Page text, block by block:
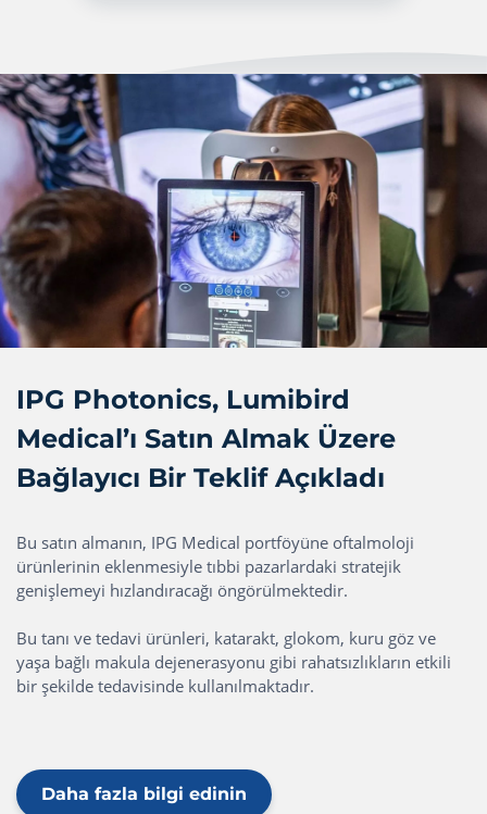
IPG Photonics, Lumibird
Medical’ı Satın Almak Üzere
Bağlayıcı Bir Teklif Açıkladı
Bu satın almanın, IPG Medical portföyüne oftalmoloji
ürünlerinin eklenmesiyle tıbbi pazarlardaki stratejik
genişlemeyi hızlandıracağı öngörülmektedir.
Bu tanı ve tedavi ürünleri, katarakt, glokom, kuru göz ve
yaşa bağlı makula dejenerasyonu gibi rahatsızlıkların etkili
bir şekilde tedavisinde kullanılmaktadır.
Daha fazla bilgi edinin